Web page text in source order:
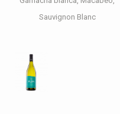
Sauvignon Blanc